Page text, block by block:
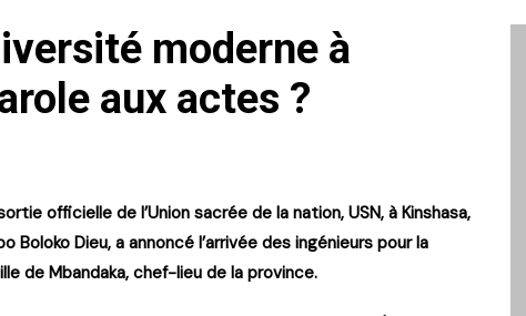
moderne à
aux actes ?
officielle de l’Union sacrée de la nation, USN, à Kinshasa,
Boloko Dieu, a annoncé l’arrivée des ingénieurs pour la
de Mbandaka, chef-lieu de la province.